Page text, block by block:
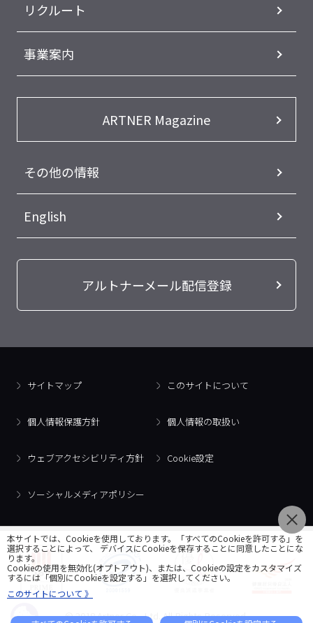
リクルート
事業案内
ARTNER Magazine
その他の情報
English
アルトナーメール配信登録
サイトマップ このサイトについて
個人情報保護方針 個人情報の取扱い
ウェブアクセシビリティ方針 Cookie設定
ソーシャルメディアポリシー
© 2018 Artner Co., Ltd. All Rights Reserved.
本サイトでは、Cookieを使用しております。「すべてのCookieを許可する」を
選択することによって、 デバイスにCookieを保存することに同意したことにな
ります。
Cookieの使用を無効化(オプトアウト)、または、Cookieの設定をカスタマイズ
するには「個別にCookieを設定する」を選択してください。
このサイトについて 》